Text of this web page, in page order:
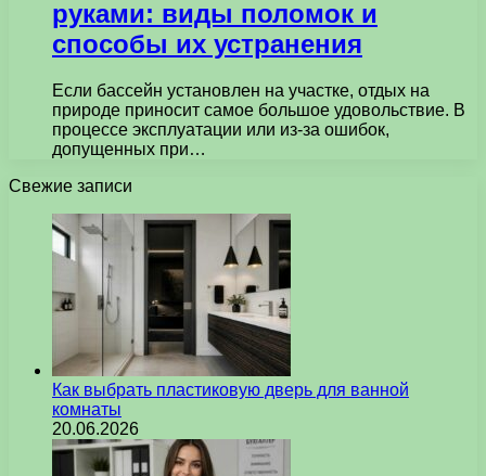
руками: виды поломок и
способы их устранения
Если бассейн установлен на участке, отдых на
природе приносит самое большое удовольствие. В
процессе эксплуатации или из-за ошибок,
допущенных при…
Свежие записи
Как выбрать пластиковую дверь для ванной
комнаты
20.06.2026